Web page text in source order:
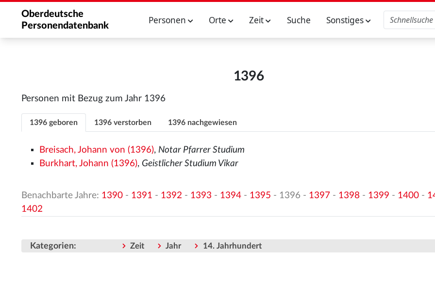
Oberdeutsche
Personendatenbank
Personen Orte Zeit Suche Sonstiges
1396
Personen mit Bezug zum Jahr 1396
1396 geboren 1396 verstorben 1396 nachgewiesen
Breisach, Johann von (1396), Notar Pfarrer Studium
Burkhart, Johann (1396), Geistlicher Studium Vikar
Benachbarte Jahre: 1390 - 1391 - 1392 - 1393 - 1394 - 1395 - 1396 - 1397 - 1398 - 1399 - 1400 -
1402
Kategorien: Zeit Jahr 14. Jahrhundert